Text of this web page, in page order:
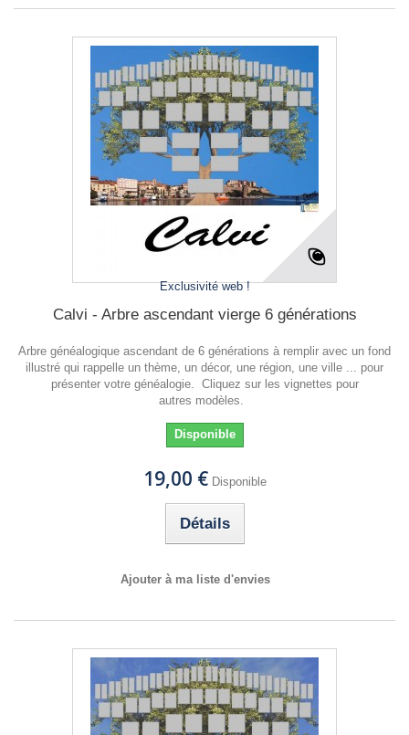
Exclusivité web !
Calvi - Arbre ascendant vierge 6 générations
Arbre généalogique ascendant de 6 générations à remplir avec un fond
illustré qui rappelle un thème, un décor, une région, une ville ... pour
présenter votre généalogie. Cliquez sur les vignettes pour
autres modèles.
Disponible
19,00 € Disponible
Détails
Ajouter à ma liste d'envies